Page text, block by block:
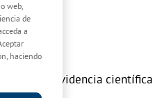
en la evidencia científica,
web,
de
a
haciendo